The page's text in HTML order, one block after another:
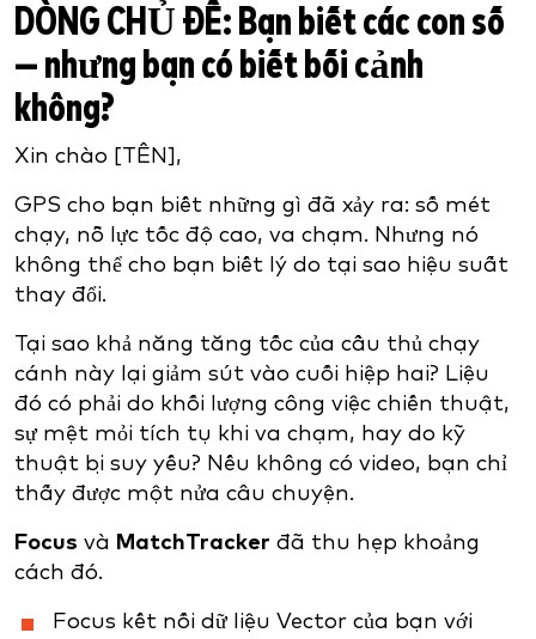
DÒNG CHỦ ĐỀ: Bạn biết các con số
— nhưng bạn có biết bối cảnh
không?
Xin chào [TÊN],
GPS cho bạn biết những gì đã xảy ra: số mét
chạy, nỗ lực tốc độ cao, va chạm. Nhưng nó
không thể cho bạn biết lý do tại sao hiệu suất
thay đổi.
Tại sao khả năng tăng tốc của cầu thủ chạy
cánh này lại giảm sút vào cuối hiệp hai? Liệu
đó có phải do khối lượng công việc chiến thuật,
sự mệt mỏi tích tụ khi va chạm, hay do kỹ
thuật bị suy yếu? Nếu không có video, bạn chỉ
thấy được một nửa câu chuyện.
Focus và MatchTracker đã thu hẹp khoảng
cách đó.
Focus kết nối dữ liệu Vector của bạn với